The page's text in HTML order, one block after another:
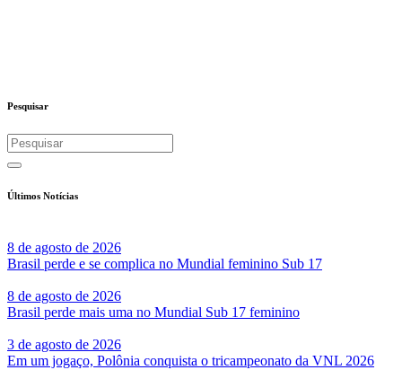
Pesquisar
Últimos Notícias
8 de agosto de 2026
Brasil perde e se complica no Mundial feminino Sub 17
8 de agosto de 2026
Brasil perde mais uma no Mundial Sub 17 feminino
3 de agosto de 2026
Em um jogaço, Polônia conquista o tricampeonato da VNL 2026